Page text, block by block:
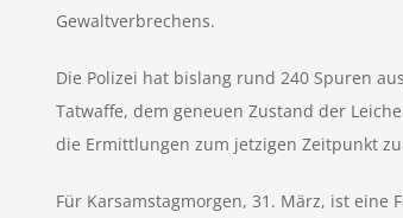
Gewaltverbrechens.
Die Polizei hat bislang rund 240 Spuren
Tatwaffe, dem geneuen Zustand der
die Ermittlungen zum jetzigen Zeitpunkt
Für Karsamstagmorgen, 31. März, ist